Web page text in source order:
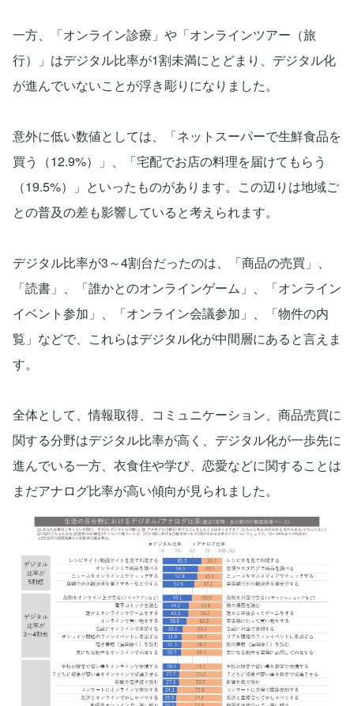
一方、「オンライン診療」や「オンラインツアー（旅
行）」はデジタル比率が1割未満にとどまり、デジタル化
が進んでいないことが浮き彫りになりました。
意外に低い数値としては、「ネットスーパーで生鮮食品を
買う（12.9%）」、「宅配でお店の料理を届けてもらう
（19.5%）」といったものがあります。この辺りは地域ご
との普及の差も影響していると考えられます。
デジタル比率が3～4割台だったのは、「商品の売買」、
「読書」、「誰かとのオンラインゲーム」、「オンライン
イベント参加」、「オンライン会議参加」、「物件の内
覧」などで、これらはデジタル化が中間層にあると言えま
す。
全体として、情報取得、コミュニケーション、商品売買に
関する分野はデジタル比率が高く、デジタル化が一歩先に
進んでいる一方、衣食住や学び、恋愛などに関することは
まだアナログ比率が高い傾向が見られました。